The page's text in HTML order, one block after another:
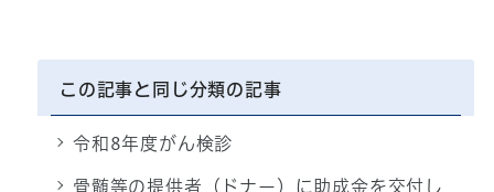
この記事と同じ分類の記事
令和8年度がん検診
骨髄等の提供者（ドナー）に助成金を交付し